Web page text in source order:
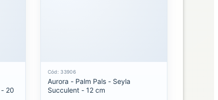
20
Cód: 33906
Aurora - Palm Pals - Seyla
Succulent - 12 cm